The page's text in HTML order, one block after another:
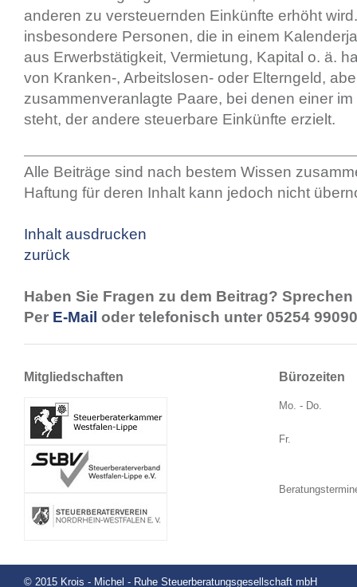
anderen zu versteuernden Einkünfte erhöht
insbesondere Personen, die in einem
aus Erwerbstätigkeit, Vermietung, Kapital o. ä.
von Kranken-, Arbeitslosen- oder Elterngeld,
zusammenveranlagte Paare, bei denen einer
steht, der andere steuerbare Einkünfte erzielt.
Alle Beiträge sind nach bestem Wissen
Haftung für deren Inhalt kann jedoch nicht
Inhalt ausdrucken
zurück
Haben Sie Fragen zu dem Beitrag?
Per E-Mail oder telefonisch unter 05254
Mitgliedschaften Bürozeiten
Mo. - Do.
Fr.
© 2015 Krois - Michel - Ruhe Steuerberatungsgesellschaft mbH